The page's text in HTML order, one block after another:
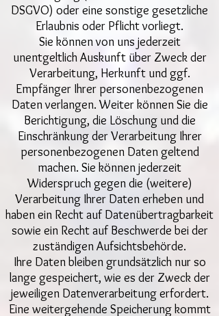
DSGVO) oder eine sonstige gesetzliche
Erlaubnis oder Pflicht vorliegt.
Sie können von uns jederzeit
unentgeltlich Auskunft über Zweck der
Verarbeitung, Herkunft und ggf.
Empfänger Ihrer personenbezogenen
Daten verlangen. Weiter können Sie die
Berichtigung, die Löschung und die
Einschränkung der Verarbeitung Ihrer
personenbezogenen Daten geltend
machen. Sie können jederzeit
Widerspruch gegen die (weitere)
Verarbeitung Ihrer Daten erheben und
haben ein Recht auf Datenübertragbarkeit
sowie ein Recht auf Beschwerde bei der
zuständigen Aufsichtsbehörde.
Ihre Daten bleiben grundsätzlich nur so
lange gespeichert, wie es der Zweck der
jeweiligen Datenverarbeitung erfordert.
Eine weitergehende Speicherung kommt